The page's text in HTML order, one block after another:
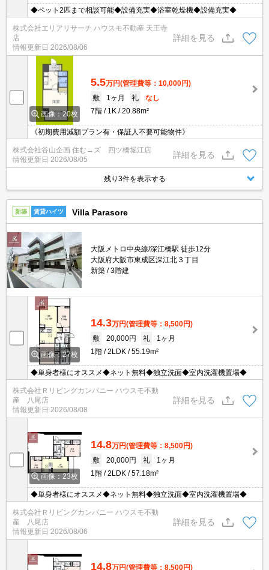
◆ペット2匹まで相談可能◆設備充実◆浴室乾燥機◆設備充実◆
株式会社エリアリサーチ ハウスモ不動産 天王寺
店
情報更新日 2026/08/06
詳細を見る
画像：20枚
5.5万円(管理費等：10,000円)
敷
1ヶ月 礼
なし
7階
1K 20.88m²
《初期費用減額プラン有・保証人不要可能物件》
株式会社谷山企画 住む→ズ 四ツ橋堀江店
情報更新日 2026/08/05
詳細を見る
残り3件を表示する
新築 賃貸ハイツ Villa Parasore
大阪メトロ中央線/深江橋駅 徒歩12分
大阪府大阪市東成区深江北３丁目
新築
3階建
画像：27枚
14.3万円(管理費等：8,500円)
敷
20,000円 礼
1ヶ月
1階
2LDK 55.19m²
◆単身者様にオススメ◆ネット無料◆独立洗面◆室内洗濯機置場◆
株式会社Ｒリビングカンパニー ハウスモ不動
産 八尾店
情報更新日 2026/08/08
詳細を見る
画像：23枚
14.8万円(管理費等：8,500円)
敷
20,000円 礼
1ヶ月
1階
2LDK 57.18m²
◆単身者様にオススメ◆ネット無料◆独立洗面◆室内洗濯機置場◆
株式会社Ｒリビングカンパニー ハウスモ不動
産 八尾店
情報更新日 2026/08/06
詳細を見る
14.8万円(管理費等：8,500円)